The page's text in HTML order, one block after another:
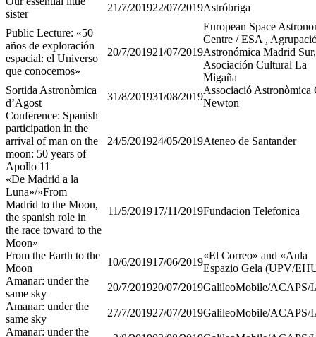
sister
21/7/201922/07/2019Astróbriga
Public Lecture: «50
años de exploración
espacial: el Universo
que conocemos»
20/7/201921/07/2019
European Space
Centre / ESA ,
Astronómica Madrid Sur,
Asociación Cultural La
Migaña
Sortida Astronòmica
d’Agost
31/8/201931/08/2019
Associació Astronòmica
Newton
Conference: Spanish
participation in the
arrival of man on the
moon: 50 years of
Apollo 11
24/5/201924/05/2019Ateneo de Santander
«De Madrid a la
Luna»/»From
Madrid to the Moon,
the spanish role in
the race toward to the
Moon»
11/5/201917/11/2019Fundacion Telefonica
From the Earth to the
Moon
10/6/201917/06/2019
«El Correo» and «Aula
Espazio Gela (UPV/
Amanar: under the
same sky
20/7/201920/07/2019GalileoMobile/ACAPS/
Amanar: under the
same sky
27/7/201927/07/2019GalileoMobile/ACAPS/
Amanar: under the